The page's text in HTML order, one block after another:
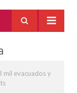
mil evacuados y